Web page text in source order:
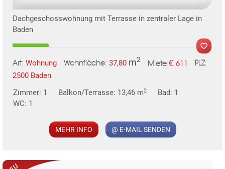
Dachgeschosswohnung mit Terrasse in zentraler Lage in
Baden
Art: Wohnung Wohnfläche: 37,80 m2 Miete:€ 611 PLZ:
2500 Baden
Zimmer: 1
Balkon/Terrasse: 13,46 m2
Bad: 1
WC: 1
MEHR INFO @ E-MAIL SENDEN